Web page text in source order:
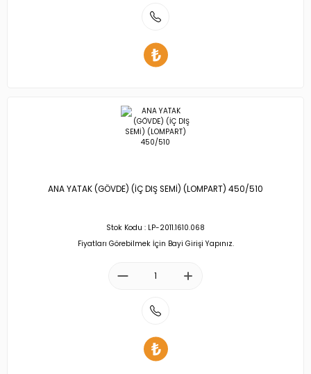
ANA YATAK (GÖVDE) (İÇ DIŞ SEMİ) (LOMPART) 450/510
Stok Kodu : LP-2011.1610.068
Fiyatları Görebilmek İçin Bayi Girişi Yapınız.